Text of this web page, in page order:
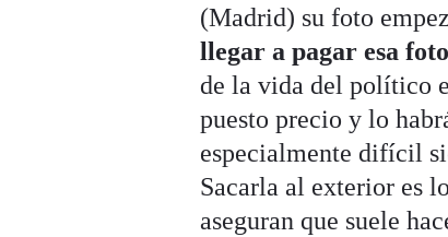
(Madrid) su foto
llegar a pagar esa
de la vida del político
puesto precio y lo
especialmente difícil
Sacarla al exterior es
aseguran que suele